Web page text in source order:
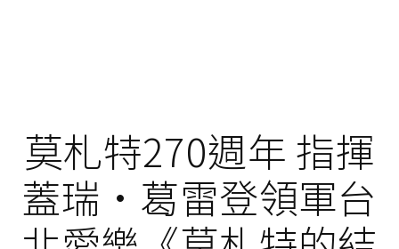
莫札特270週年 指揮
蓋瑞·葛雷登領軍台